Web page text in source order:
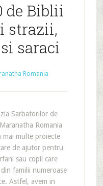
de Biblii
strazii,
saraci
Romania
Sarbatorilor de
Romania
mai multe proiecte
de ajutor pentru
sau copii care
familii numeroase
Astfel, avem in